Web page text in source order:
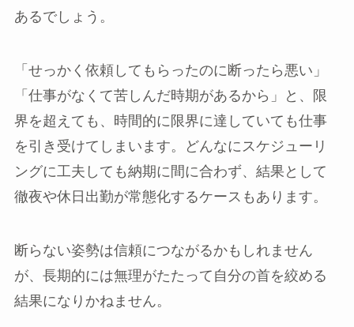
あるでしょう。
「せっかく依頼してもらったのに断ったら悪い」
「仕事がなくて苦しんだ時期があるから」と、限
界を超えても、時間的に限界に達していても仕事
を引き受けてしまいます。どんなにスケジューリ
ングに工夫しても納期に間に合わず、結果として
徹夜や休日出勤が常態化するケースもあります。
断らない姿勢は信頼につながるかもしれません
が、長期的には無理がたたって自分の首を絞める
結果になりかねません。